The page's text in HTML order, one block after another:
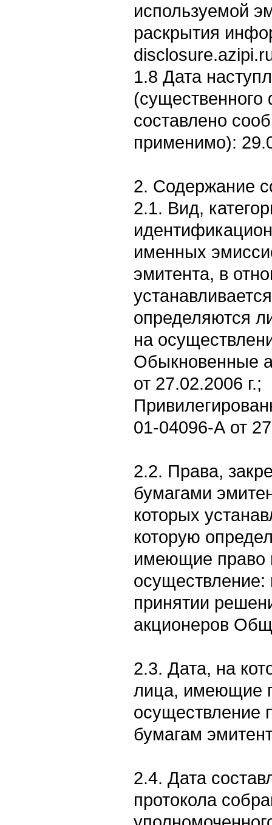
используемой
раскрытия
1.8 Дата
(существенного
составлено
применимо):
2. Содержание
2.1. Вид,
именных
эмитента, в
определяются
на
Обыкновенные
от 27.02.2006 г.;
01-04096-А от
2.2. Права,
бумагами
которых
которую
имеющие право
осуществление:
принятии
акционеров
2.3. Дата, на
лица, имеющие
осуществление
бумагам
2.4. Дата
протокола